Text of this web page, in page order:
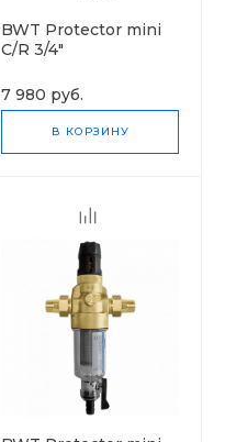
BWT Protector mini
C/R 3/4"
7 980 руб.
В КОРЗИНУ